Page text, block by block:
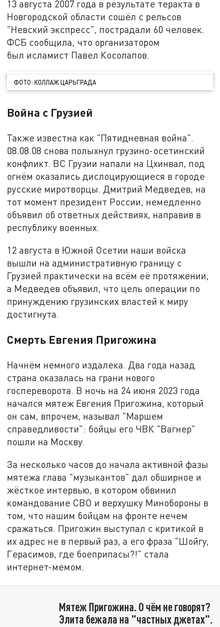
13 августа 2007 года в результате теракта в
Новгородской области сошёл с рельсов
"Невский экспресс", пострадали 60 человек.
ФСБ сообщила, что организатором
был исламист Павел Косолапов.
ФОТО: КОЛЛАЖ ЦАРЬГРАДА
Война с Грузией
Также известна как "Пятидневная война".
08.08.08 снова полыхнул грузино-осетинский
конфликт. ВС Грузии напали на Цхинвал, под
огнём оказались дислоцирующиеся в городе
русские миротворцы. Дмитрий Медведев, на
тот момент президент России, немедленно
объявил об ответных действиях, направив в
республику военных.
12 августа в Южной Осетии наши войска
вышли на административную границу с
Грузией практически на всём её протяжении,
а Медведев объявил, что цель операции по
принуждению грузинских властей к миру
достигнута.
Смерть Евгения Пригожина
Начнём немного издалека. Два года назад
страна оказалась на грани нового
госпереворота. В ночь на 24 июня 2023 года
начался мятеж Евгения Пригожина, который
он сам, впрочем, называл "Маршем
справедливости": бойцы его ЧВК "Вагнер"
пошли на Москву.
За несколько часов до начала активной фазы
мятежа глава "музыкантов" дал обширное и
жёсткое интервью, в котором обвинил
командование СВО и верхушку Минобороны в
том, что нашим бойцам на фронте нечем
сражаться. Пригожин выступал с критикой в
их адрес не в первый раз, а его фраза "Шойгу,
Герасимов, где боеприпасы?!" стала
интернет-мемом.
Мятеж Пригожина. О чём не говорят?
Элита бежала на "частных джетах".